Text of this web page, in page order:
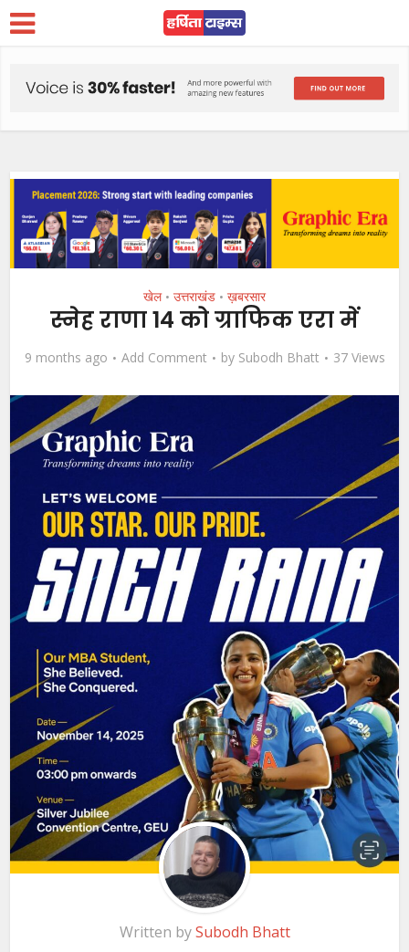
खेल • उत्तराखंड • ख़बरसार
स्नेह राणा 14 को ग्राफिक एरा में
9 months ago Add Comment by Subodh Bhatt 37 Views
Written bySubodh Bhatt